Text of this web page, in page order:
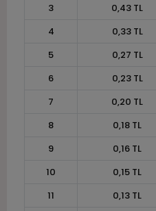
3
0,43 TL
4
0,33 TL
5
0,27 TL
6
0,23 TL
7
0,20 TL
8
0,18 TL
9
0,16 TL
10
0,15 TL
11
0,13 TL